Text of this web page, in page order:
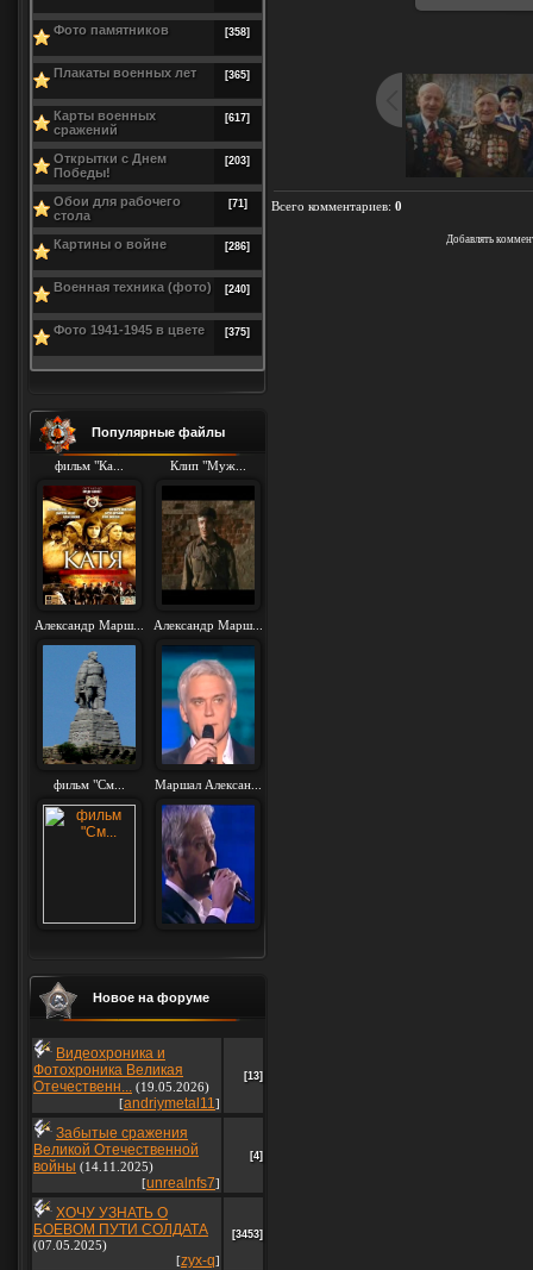
Фото памятников [358]
Плакаты военных лет [365]
Карты военных
сражений
[617]
Открытки с Днем
Победы!
[203]
Обои для рабочего
стола
[71]
Картины о войне [286]
Военная техника (фото) [240]
Фото 1941-1945 в цвете [375]
Популярные файлы
фильм "Ка... Клип "Муж...
Александр Марш... Александр Марш...
фильм "См... Маршал Алексан...
Новое на форуме
Видеохроника и
Фотохроника Великая
Отечественн... (19.05.2026)
[andriymetal11]
[13]
Забытые сражения
Великой Отечественной
войны (14.11.2025)
[unrealnfs7]
[4]
ХОЧУ УЗНАТЬ О
БОЕВОМ ПУТИ СОЛДАТА
(07.05.2025)
[zyx-q]
[3453]
Всего комментариев: 0
Добавлять